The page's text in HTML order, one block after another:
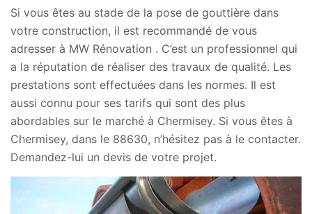
Si vous êtes au stade de la pose de gouttière dans
votre construction, il est recommandé de vous
adresser à MW Rénovation . C’est un professionnel qui
a la réputation de réaliser des travaux de qualité. Les
prestations sont effectuées dans les normes. Il est
aussi connu pour ses tarifs qui sont des plus
abordables sur le marché à Chermisey. Si vous êtes à
Chermisey, dans le 88630, n’hésitez pas à le contacter.
Demandez-lui un devis de votre projet.